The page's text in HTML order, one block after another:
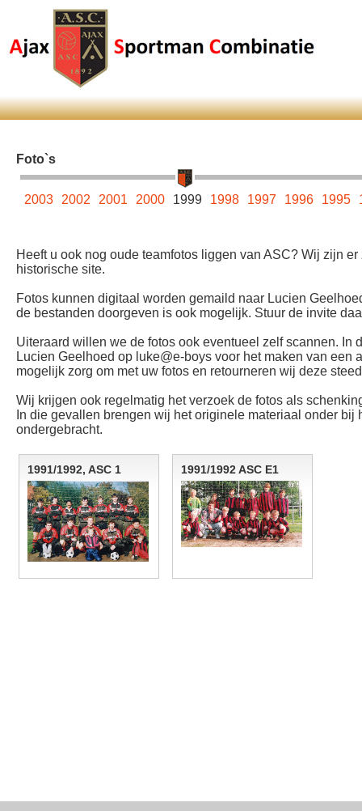
Foto`s
2003 2002 2001 2000 1999 1998 1997 1996 1995
Heeft u ook nog oude teamfotos liggen van ASC? Wij zijn
historische site.
Fotos kunnen digitaal worden gemaild naar Lucien
de bestanden doorgeven is ook mogelijk. Stuur de invite
Uiteraard willen we de fotos ook eventueel zelf scannen.
Lucien Geelhoed op luke@e-boys voor het maken van
mogelijk zorg om met uw fotos en retourneren wij deze
Wij krijgen ook regelmatig het verzoek de fotos als
In die gevallen brengen wij het originele materiaal onder
ondergebracht.
1991/1992, ASC 1 1991/1992 ASC E1